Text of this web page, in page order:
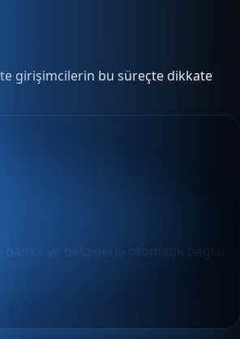
girişimcilerin bu süreçte dikkate